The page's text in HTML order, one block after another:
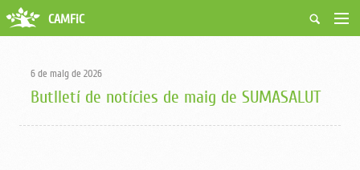
Qui som
Activitats
Borsa de treball
CAMFiC
6 de maig de 2026
Butlletí de notícies de maig de SUMASALUT